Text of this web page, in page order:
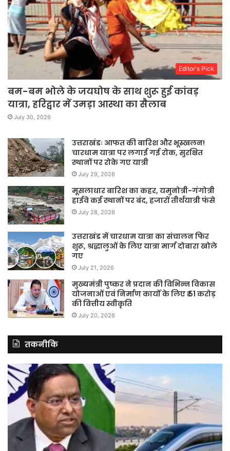
Editor's Pick
बम-बम भोले के जयघोष के साथ शुरू हुई कांवड़
यात्रा, हरिद्वार में उमड़ा आस्था का सैलाब
July 30, 2026
उत्तराखंडः आफत की बारिश और भूस्खलन!
चारधाम यात्रा पर लगाई गई रोक, सुरक्षित
स्थानों पर रोके गए यात्री
July 29, 2026
मूसलाधार बारिश का कहर, यमुनोत्री-गंगोत्री
हाईवे कई स्थानों पर बंद, हजारों तीर्थयात्री फंसे
July 28, 2026
उत्तराखंड में चारधाम यात्रा का संचालन फिर
शुरू, श्रद्धालुओं के लिए यात्रा मार्ग दोबारा खोले
गए
July 21, 2026
मुख्यमंत्री पुष्कर ने प्रदान की विभिन्न विकास
योजनाओं एवं निर्माण कार्यों के लिए ₹ 51 करोड़
की वित्तीय स्वीकृति
July 20, 2026
तकनीकि